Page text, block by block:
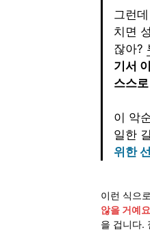
그런
치면
잖아?
기서
스스
이 악
일한
위한
이런 식으
않을 거예
을 겁니다.